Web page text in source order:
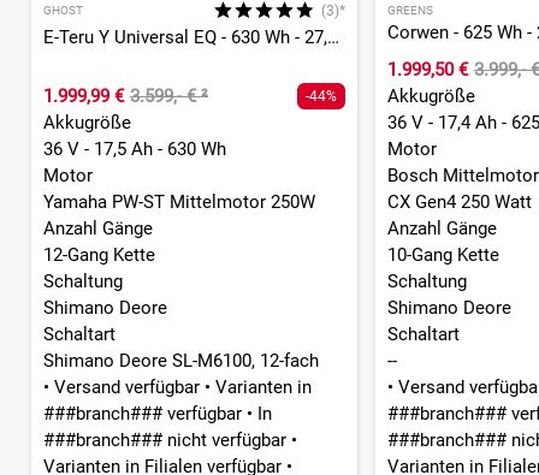
GHOST (3)*
E-Teru Y Universal EQ - 630 Wh - 27,5 Zoll - Diamant
1.999,99 € 3.599,- €² -44%
Akkugröße
36 V - 17,5 Ah - 630 Wh
Motor
Yamaha PW-ST Mittelmotor 250W
Anzahl Gänge
12-Gang Kette
Schaltung
Shimano Deore
Schaltart
Shimano Deore SL-M6100, 12-fach
• Versand verfügbar • Varianten in
###branch### verfügbar • In
###branch### nicht verfügbar •
Varianten in Filialen verfügbar •
GREENS
Corwen - 625 Wh
1.999,50 € 3.999,-
Akkugröße
36 V - 17,4 Ah -
Motor
Bosch
CX Gen4 250 Watt
Anzahl Gänge
10-Gang Kette
Schaltung
Shimano Deore
Schaltart
--
• Versand
###branch###
###branch###
Varianten in